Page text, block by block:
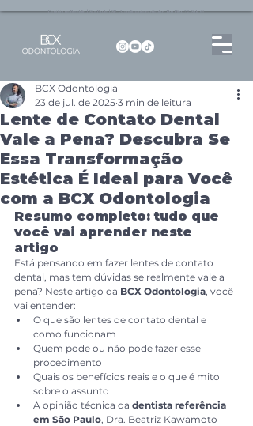
Dentista no Brooklin | São Paulo | SP Atendimento particular Rua Pitu, 72, Sala 65
Lente de Contato Dental
Vale a Pena? Descubra Se
Essa Transformação
Estética É Ideal para Você
com a BCX Odontologia
BCX Odontologia
23 de jul. de 2025 3 min de leitura
Resumo completo: tudo que
você vai aprender neste
artigo
Está pensando em fazer lentes de contato
dental, mas tem dúvidas se realmente vale a
pena? Neste artigo da BCX Odontologia, você
vai entender:
O que são lentes de contato dental e
como funcionam
Quem pode ou não pode fazer esse
procedimento
Quais os benefícios reais e o que é mito
sobre o assunto
A opinião técnica da dentista referência
em São Paulo, Dra. Beatriz Kawamoto